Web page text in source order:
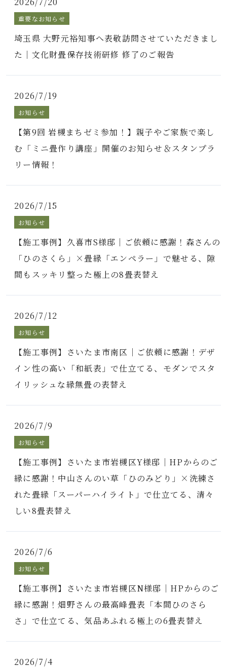
重要なお知らせ
埼玉県 大野元裕知事へ表敬訪問させていただきまし
た｜文化財畳保存技術研修 修了のご報告
2026/7/19
お知らせ
【第9回 岩槻まちゼミ参加！】親子やご家族で楽し
む「ミニ畳作り講座」開催のお知らせ＆スタンプラ
リー情報！
2026/7/15
お知らせ
【施工事例】久喜市S様邸｜ご依頼に感謝！森さんの
「ひのさくら」×畳縁「エンペラー」で魅せる、隙
間もスッキリ整った極上の8畳表替え
2026/7/12
お知らせ
【施工事例】さいたま市南区｜ご依頼に感謝！デザ
イン性の高い「和紙表」で仕立てる、モダンでスタ
イリッシュな縁無畳の表替え
2026/7/9
お知らせ
【施工事例】さいたま市岩槻区Y様邸｜HPからのご
縁に感謝！中山さんのい草「ひのみどり」×洗練さ
れた畳縁「スーパーハイライト」で仕立てる、清々
しい8畳表替え
2026/7/6
お知らせ
【施工事例】さいたま市岩槻区N様邸｜HPからのご
縁に感謝！畑野さんの最高峰畳表「本間ひのさら
さ」で仕立てる、気品あふれる極上の6畳表替え
2026/7/4